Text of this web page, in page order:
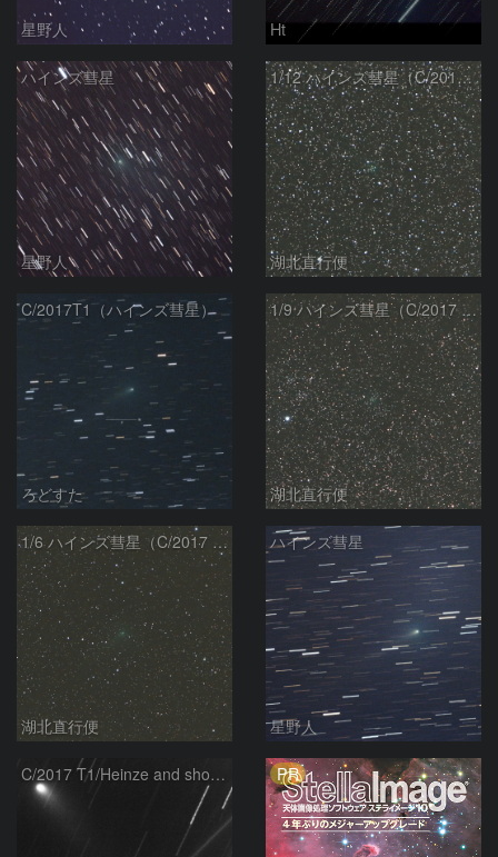
星野人 Ht
ハインズ彗星
星野人
1/12 ハインズ彗星（C/2017 T1）
湖北直行便
C/2017T1（ハインズ彗星）
ろどすた
1/9 ハインズ彗星（C/2017 T1）
湖北直行便
1/6 ハインズ彗星（C/2017 T1）
湖北直行便
ハインズ彗星
星野人
C/2017 T1/Heinze and shooting star PR